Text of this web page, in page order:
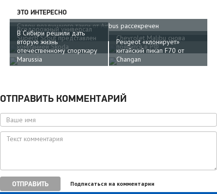
ЭТО ИНТЕРЕСНО
Салон воздушного такси от Airbus рассекречен
производителем
Вседорожный универсал
Superb Scout представлен
компанией Skoda
Chevrolet Malibu снова
появится в РФ
В Сибири решили дать
вторую жизнь
отечественному спорткару
Marussia
Peugeot «клонирует»
китайский пикап F70 от
Changan
ОТПРАВИТЬ КОММЕНТАРИЙ
ОТПРАВИТЬ Подписаться на комментарии